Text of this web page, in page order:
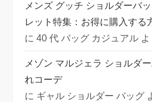
メンズ グッチ ショルダーバ
レット特集：お得に購入する
に40 代 バッグ カジュアル よ
メゾン マルジェラ ショルダ
れコーデ
に ギャル ショルダー バッグ